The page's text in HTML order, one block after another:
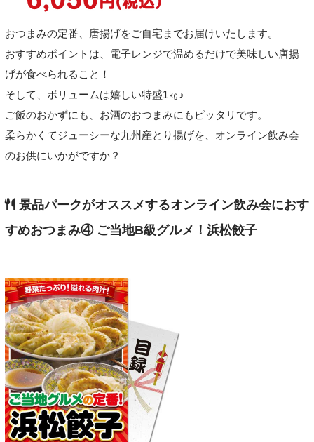
おつまみの定番、唐揚げをご自宅までお届けいたします。
おすすめポイントは、電子レンジで温めるだけで美味しい唐揚
げが食べられること！
そして、ボリュームは嬉しい特盛1㎏♪
ご飯のおかずにも、お酒のおつまみにもピッタリです。
柔らかくてジューシーな九州産とり揚げを、オンライン飲み会
のお供にいかがですか？
景品パークがオススメするオンライン飲み会におす
すめおつまみ④ ご当地B級グルメ！浜松餃子